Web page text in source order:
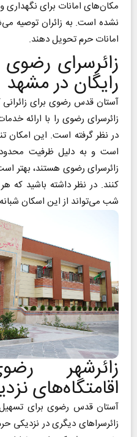
مکان‌های امانات برای
نشده است. به زائران توصیه
امانات حرم تحویل دهند.
زائرسرای
رایگان در مشهد
آستان قدس رضوی برای زائرانی
زائرسرای رضوی را با ارائه
در نظر گرفته است. این امکان
است و به دلیل ظرفیت
زائرسرای رضوی هستند، بهتر
کنند. در نظر داشته باشید که
شب می‌تواند از این اسکان
زائرشهر
اقامتگاه‌های
آستان قدس رضوی برای تسهیل
زائرسراهای دیگری در نزدیکی